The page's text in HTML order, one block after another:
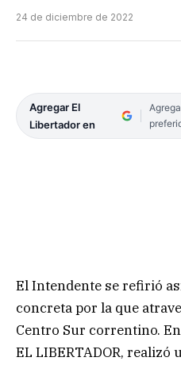
24 de diciembre de 2022
Agregar El
Libertador en
El Intendente se refirió
concreta por la que
Centro Sur correntino.
EL LIBERTADOR, realizó